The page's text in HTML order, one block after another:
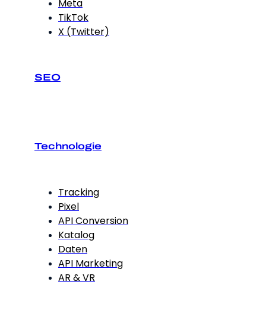
Meta
TikTok
X (Twitter)
SEO
Technologie
Tracking
Pixel
API Conversion
Katalog
Daten
API Marketing
AR & VR